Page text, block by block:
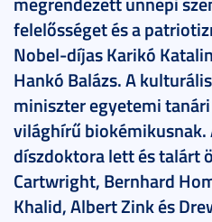
felelősséget és a
Nobel-díjas Karikó
Hankó Balázs. A
miniszter egyetemi
világhírű biokémikusnak.
díszdoktora lett és talárt
Cartwright, Bernhard
Khalid, Albert Zink és